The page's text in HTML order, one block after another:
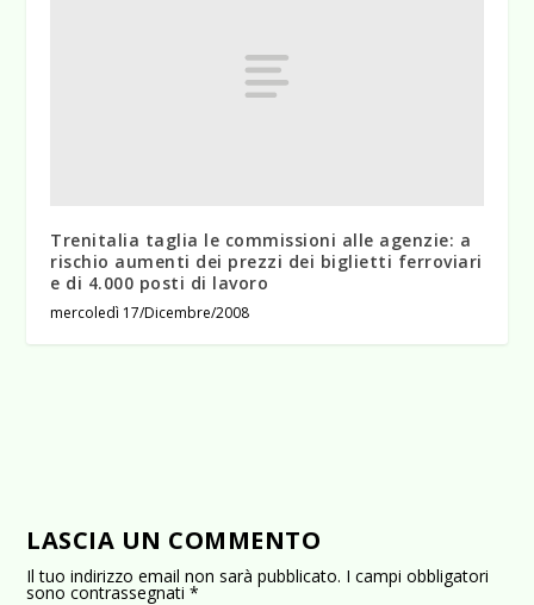
Trenitalia taglia le commissioni alle agenzie: a
rischio aumenti dei prezzi dei biglietti ferroviari
e di 4.000 posti di lavoro
mercoledì 17/Dicembre/2008
LASCIA UN COMMENTO
Il tuo indirizzo email non sarà pubblicato. I campi obbligatori
sono contrassegnati*